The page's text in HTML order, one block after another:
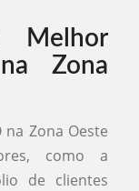
Melhor
Zona
na Zona Oeste
como a
de clientes